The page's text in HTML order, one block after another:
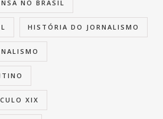
NO BRASIL
HISTÓRIA DO JORNALISMO
XIX